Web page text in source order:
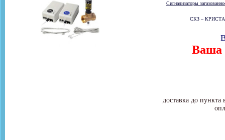
Сигнализаторы
СКЗ –
Ваша
доставка до